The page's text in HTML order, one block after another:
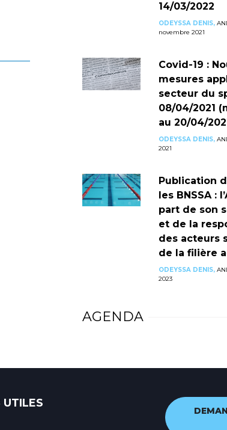
14/03/2022
ODEYSSA DENIS,
novembre 2021
Covid-19 :
mesures
secteur du
08/04/2021
au 20/04/
ODEYSSA DENIS,
2021
Publication
les BNSSA :
part de son
et de la
des acteurs
de la filière
ODEYSSA DENIS,
2023
AGENDA
UTILES